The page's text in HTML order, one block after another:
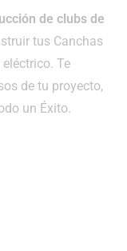
de clubs de
tus Canchas
Te
de tu proyecto,
un Éxito.